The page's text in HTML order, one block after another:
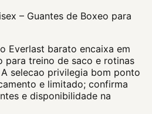
– Guantes de Boxeo para
Everlast barato encaixa em
para treino de saco e rotinas
selecao privilegia bom ponto
e limitado; confirma
e disponibilidade na